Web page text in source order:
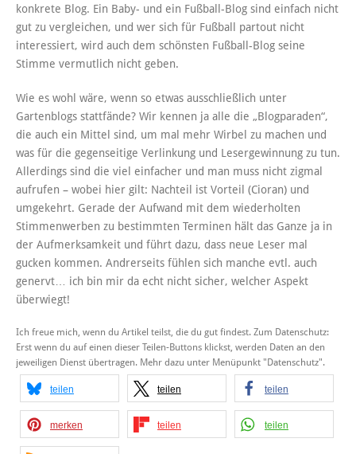
konkrete Blog. Ein Baby- und ein Fußball-Blog sind einfach nicht
gut zu vergleichen, und wer sich für Fußball partout nicht
interessiert, wird auch dem schönsten Fußball-Blog seine
Stimme vermutlich nicht geben.
Wie es wohl wäre, wenn so etwas ausschließlich unter
Gartenblogs stattfände? Wir kennen ja alle die „Blogparaden“,
die auch ein Mittel sind, um mal mehr Wirbel zu machen und
was für die gegenseitige Verlinkung und Lesergewinnung zu tun.
Allerdings sind die viel einfacher und man muss nicht zigmal
aufrufen – wobei hier gilt: Nachteil ist Vorteil (Cioran) und
umgekehrt. Gerade der Aufwand mit dem wiederholten
Stimmenwerben zu bestimmten Terminen hält das Ganze ja in
der Aufmerksamkeit und führt dazu, dass neue Leser mal
gucken kommen. Andrerseits fühlen sich manche evtl. auch
genervt… ich bin mir da echt nicht sicher, welcher Aspekt
überwiegt!
Ich freue mich, wenn du Artikel teilst, die du gut findest. Zum Datenschutz:
Erst wenn du auf einen dieser Teilen-Buttons klickst, werden Daten an den
jeweiligen Dienst übertragen. Mehr dazu unter Menüpunkt "Datenschutz".
teilen teilen teilen
merken teilen teilen